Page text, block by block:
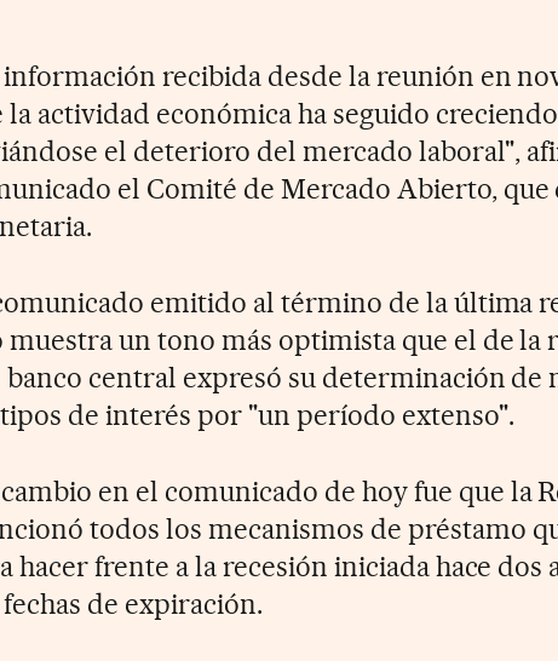
información recibida desde la reunión en
la actividad económica ha seguido
el deterioro del mercado laboral",
el Comité de Mercado Abierto,
emitido al término de la última
muestra un tono más optimista que el de la
banco central expresó su determinación de
de interés por "un período extenso".
en el comunicado de hoy fue que la
todos los mecanismos de préstamo
hacer frente a la recesión iniciada hace dos
fechas de expiración.